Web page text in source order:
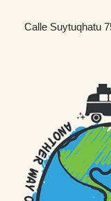
Calle Suytuqhatu